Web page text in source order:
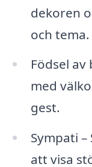
dekoren
och tema.
Födsel
med
gest.
Sympati
att visa